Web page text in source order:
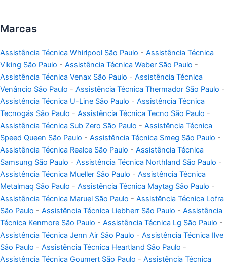
Marcas
Assistência Técnica Whirlpool São Paulo - Assistência Técnica
Viking São Paulo - Assistência Técnica Weber São Paulo -
Assistência Técnica Venax São Paulo - Assistência Técnica
Venâncio São Paulo - Assistência Técnica Thermador São Paulo -
Assistência Técnica U-Line São Paulo - Assistência Técnica
Tecnogás São Paulo - Assistência Técnica Tecno São Paulo -
Assistência Técnica Sub Zero São Paulo - Assistência Técnica
Speed Queen São Paulo - Assistência Técnica Smeg São Paulo -
Assistência Técnica Realce São Paulo - Assistência Técnica
Samsung São Paulo - Assistência Técnica Northland São Paulo -
Assistência Técnica Mueller São Paulo - Assistência Técnica
Metalmaq São Paulo - Assistência Técnica Maytag São Paulo -
Assistência Técnica Maruel São Paulo - Assistência Técnica Lofra
São Paulo - Assistência Técnica Liebherr São Paulo - Assistência
Técnica Kenmore São Paulo - Assistência Técnica Lg São Paulo -
Assistência Técnica Jenn Air São Paulo - Assistência Técnica Ilve
São Paulo - Assistência Técnica Heartland São Paulo -
Assistência Técnica Goumert São Paulo - Assistência Técnica